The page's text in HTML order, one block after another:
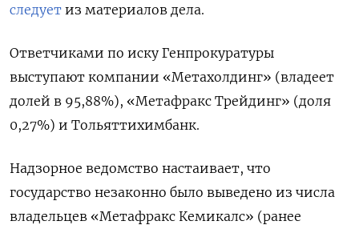
следует из материалов дела.
Ответчиками по иску Генпрокуратуры
выступают компании «Метахолдинг» (владеет
долей в 95,88%), «Метафракс Трейдинг» (доля
0,27%) и Тольяттихимбанк.
Надзорное ведомство настаивает, что
государство незаконно было выведено из числа
владельцев «Метафракс Кемикалс» (ранее